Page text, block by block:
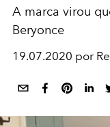
A marca virou
Beryonce
19.07.2020 por